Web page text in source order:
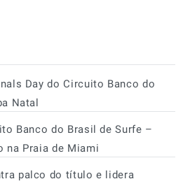
Day do Circuito Banco do
Natal
Banco do Brasil de Surfe –
na Praia de Miami
palco do título e lidera